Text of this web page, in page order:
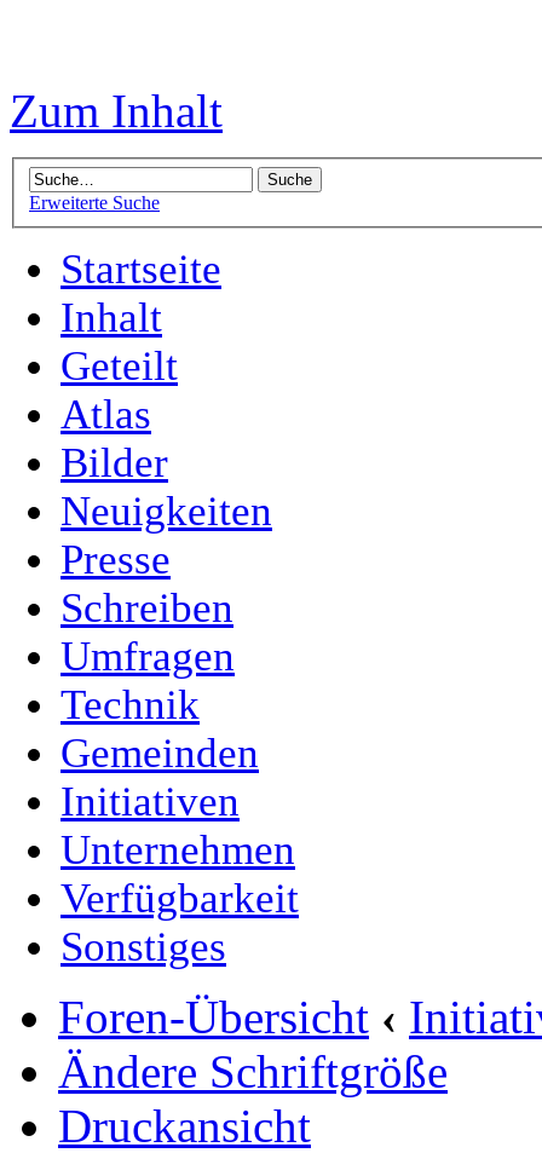
Zum Inhalt
Erweiterte Suche
Startseite
Inhalt
Geteilt
Atlas
Bilder
Neuigkeiten
Presse
Schreiben
Umfragen
Technik
Gemeinden
Initiativen
Unternehmen
Verfügbarkeit
Sonstiges
Foren-Übersicht ‹
Ändere Schriftgröße
Druckansicht